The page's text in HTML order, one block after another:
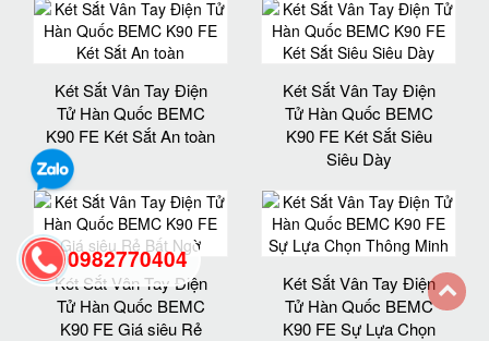
Két Sắt Vân Tay Điện
Tử Hàn Quốc BEMC
K90 FE Két Sắt An toàn
Két Sắt Vân Tay Điện
Tử Hàn Quốc BEMC
K90 FE Két Sắt Siêu
Siêu Dày
Két Sắt Vân Tay Điện
Tử Hàn Quốc BEMC
K90 FE Giá siêu Rẻ
Két Sắt Vân Tay Điện
Tử Hàn Quốc BEMC
K90 FE Sự Lựa Chọn
0982770404
back